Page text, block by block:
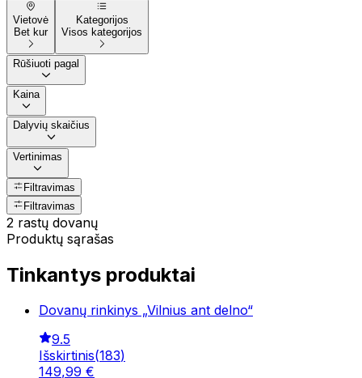
Vietovė
Bet kur
Kategorijos
Visos kategorijos
Rūšiuoti pagal
Kaina
Dalyvių skaičius
Vertinimas
Filtravimas
Filtravimas
2 rastų dovanų
Produktų sąrašas
Tinkantys produktai
Dovanų rinkinys „Vilnius ant delno“
9.5
Išskirtinis(183)
149,99 €